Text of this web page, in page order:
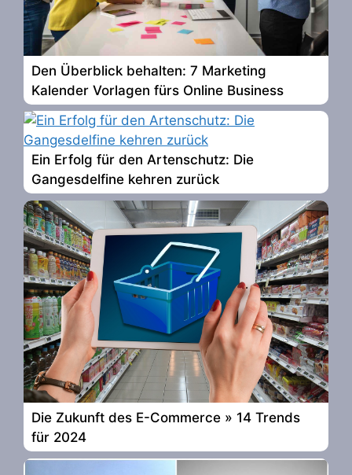
Den Überblick behalten: 7 Marketing
Kalender Vorlagen fürs Online Business
Ein Erfolg für den Artenschutz: Die
Gangesdelfine kehren zurück
Die Zukunft des E-Commerce » 14 Trends
für 2024